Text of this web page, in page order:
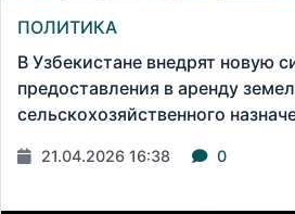
ПОЛИТИКА
В Узбекистане внедрят новую
предоставления в аренду
сельскохозяйственного
21.04.2026 16:38 0